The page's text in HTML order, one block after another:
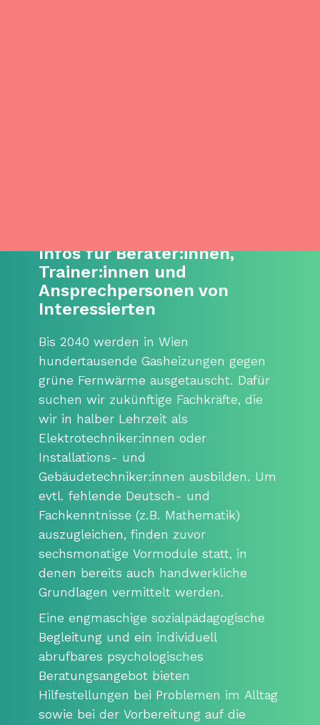
Infos für Berater:innen,
Trainer:innen und
Ansprechpersonen von
Interessierten
Bis 2040 werden in Wien
hundertausende Gasheizungen gegen
grüne Fernwärme ausgetauscht. Dafür
suchen wir zukünftige Fachkräfte, die
wir in halber Lehrzeit als
Elektrotechniker:innen oder
Installations- und
Gebäudetechniker:innen ausbilden. Um
evtl. fehlende Deutsch- und
Fachkenntnisse (z.B. Mathematik)
auszugleichen, finden zuvor
sechsmonatige Vormodule statt, in
denen bereits auch handwerkliche
Grundlagen vermittelt werden.
Eine engmaschige sozialpädagogische
Begleitung und ein individuell
abrufbares psychologisches
Beratungsangebot bieten
Hilfestellungen bei Problemen im Alltag
sowie bei der Vorbereitung auf die